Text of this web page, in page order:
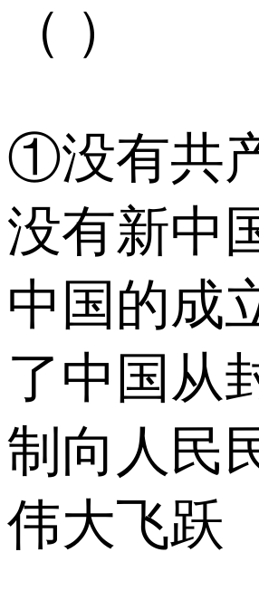
（ ）
①没有共
没有新中
中国的成
了中国从
制向人民
伟大飞跃